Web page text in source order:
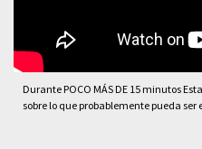
Durante POCO MÁS DE 15 minutos
sobre lo que probablemente pueda ser